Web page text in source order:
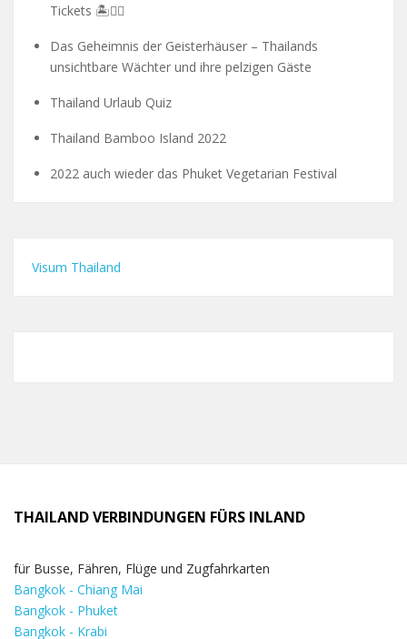
Tickets 🏝️🧗‍♂️
Das Geheimnis der Geisterhäuser – Thailands
unsichtbare Wächter und ihre pelzigen Gäste
Thailand Urlaub Quiz
Thailand Bamboo Island 2022
2022 auch wieder das Phuket Vegetarian Festival
Visum Thailand
THAILAND VERBINDUNGEN FÜRS INLAND
für Busse, Fähren, Flüge und Zugfahrkarten
Bangkok - Chiang Mai
Bangkok - Phuket
Bangkok - Krabi